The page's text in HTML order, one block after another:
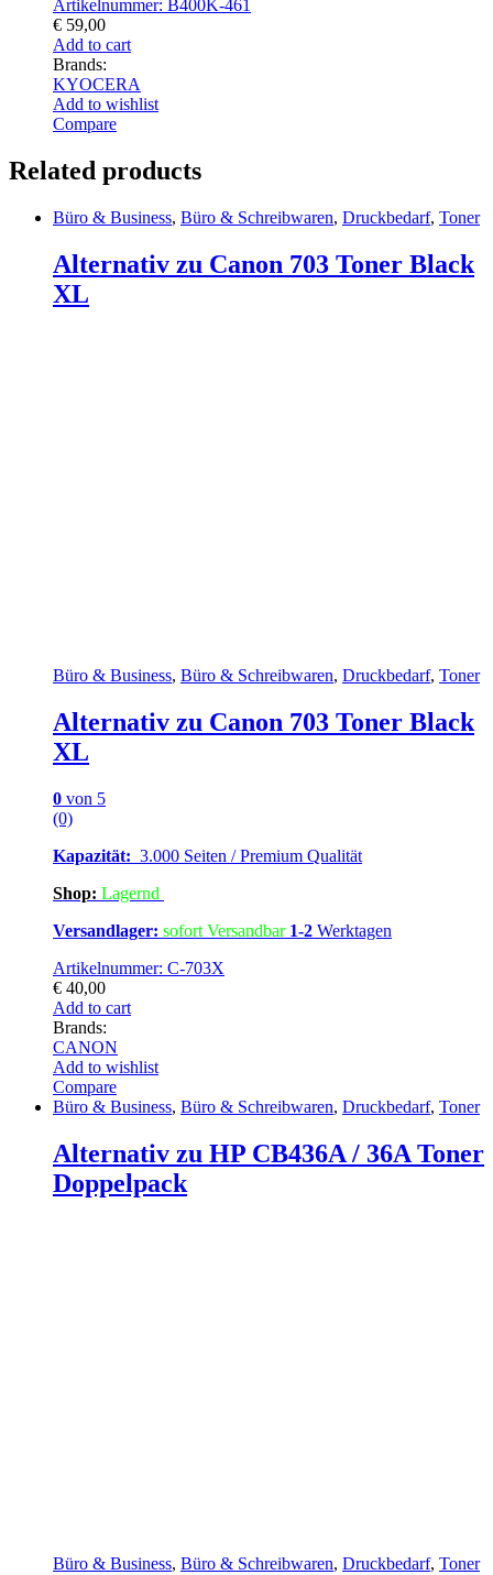
Artikelnummer: B400K-461
€ 59,00
Add to cart
Brands:
KYOCERA
Add to wishlist
Compare
Related products
Büro & Business, Büro & Schreibwaren, Druckbedarf, Toner
Alternativ zu Canon 703 Toner Black
XL
Büro & Business, Büro & Schreibwaren, Druckbedarf, Toner
Alternativ zu Canon 703 Toner Black
XL
0 von 5
(0)
Kapazität: 3.000 Seiten / Premium Qualität
Shop: Lagernd
Versandlager: sofort Versandbar 1-2 Werktagen
Artikelnummer: C-703X
€ 40,00
Add to cart
Brands:
CANON
Add to wishlist
Compare
Büro & Business, Büro & Schreibwaren, Druckbedarf, Toner
Alternativ zu HP CB436A / 36A Toner
Doppelpack
Büro & Business, Büro & Schreibwaren, Druckbedarf, Toner